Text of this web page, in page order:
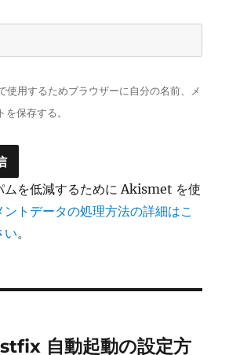
使用するためブラウザーに自分の名前、メ
保存する。
ムを低減するために Akismet を使
ントデータの処理方法の詳細はこ
い。
自動起動の設定方